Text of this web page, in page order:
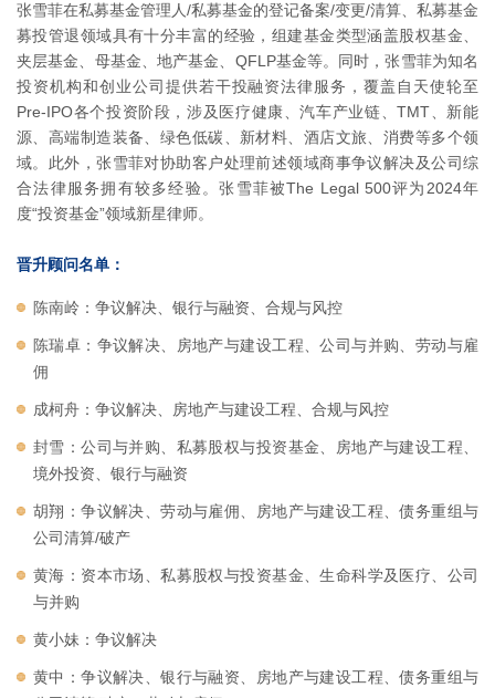
张雪菲在私募基金管理人/私募基金的登记备案/变更/清算、私募基金
募投管退领域具有十分丰富的经验，组建基金类型涵盖股权基金、
夹层基金、母基金、地产基金、QFLP基金等。同时，张雪菲为知名
投资机构和创业公司提供若干投融资法律服务，覆盖自天使轮至
Pre-IPO各个投资阶段，涉及医疗健康、汽车产业链、TMT、新能
源、高端制造装备、绿色低碳、新材料、酒店文旅、消费等多个领
域。此外，张雪菲对协助客户处理前述领域商事争议解决及公司综
合法律服务拥有较多经验。张雪菲被The Legal 500评为2024年
度“投资基金”领域新星律师。
晋升顾问名单：
陈南岭：争议解决、银行与融资、合规与风控
陈瑞卓：争议解决、房地产与建设工程、公司与并购、劳动与雇
佣
成柯舟：争议解决、房地产与建设工程、合规与风控
封雪：公司与并购、私募股权与投资基金、房地产与建设工程、
境外投资、银行与融资
胡翔：争议解决、劳动与雇佣、房地产与建设工程、债务重组与
公司清算/破产
黄海：资本市场、私募股权与投资基金、生命科学及医疗、公司
与并购
黄小妹：争议解决
黄中：争议解决、银行与融资、房地产与建设工程、债务重组与